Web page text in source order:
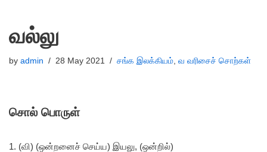
வல்லு
by admin 28 May 2021 சங்க இலக்கியம், வ வரிசைச் சொற்கள்
சொல் பொருள்
1. (வி) (ஒன்றனைச் செய்ய) இயலு, (ஒன்றில்)